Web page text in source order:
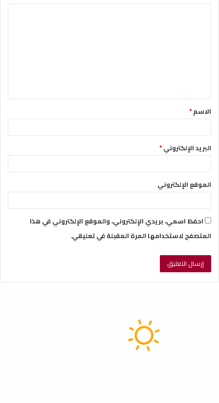
ق
*الاسم*
البريد الإلكتروني*
الموقع الإلكتروني
احفظ اسمي، بريدي الإلكتروني، والموقع الإلكتروني في هذا
المتصفح لاستخدامها المرة المقبلة في تعليقي.